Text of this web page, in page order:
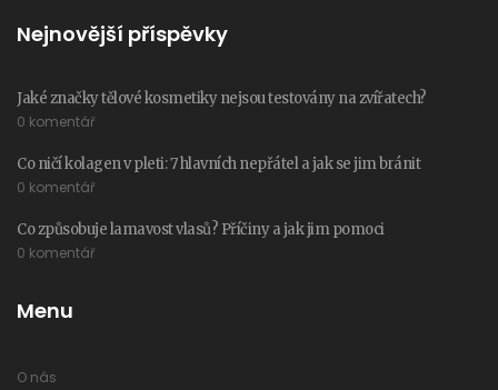
Nejnovější příspěvky
Jaké značky tělové kosmetiky nejsou testovány na zvířatech?
0 komentář
Co ničí kolagen v pleti: 7 hlavních nepřátel a jak se jim bránit
0 komentář
Co způsobuje lamavost vlasů? Příčiny a jak jim pomoci
0 komentář
Menu
O nás